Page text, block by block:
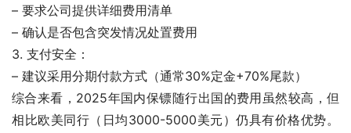
– 要求公司提供详细费用清单
– 确认是否包含突发情况处置费用
3. 支付安全：
– 建议采用分期付款方式（通常30%定金+70%尾款）
综合来看，2025年国内保镖随行出国的费用虽然较高，但
相比欧美同行（日均3000-5000美元）仍具有价格优势。